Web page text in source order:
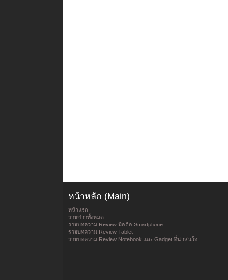
หน้าหลัก (Main)
หน้าแรก
รวมข่าวทั้งหมด
รวมบทความ Review มือถือ Smartphone
รวมบทความ Review Tablet
รวมบทความ Review Notebook และ Gadget ที่น่าสนใจ